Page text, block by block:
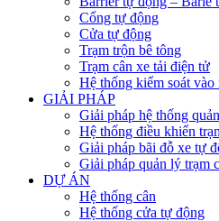
Cổng tự động
Cửa tự động
Trạm trộn bê tông
Trạm cân xe tải điện tử
Hệ thống kiểm soát vào
GIẢI PHÁP
Giải pháp hệ thống
Hệ thống điều khiển
Giải pháp bãi đỗ xe tự
Giải pháp quản lý trạm
DỰ ÁN
Hệ thống cân
Hệ thống cửa tự động